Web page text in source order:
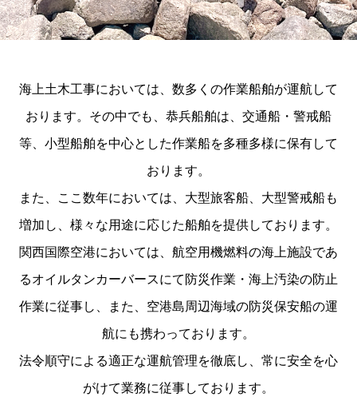
海上土木工事においては、数多くの作業船舶が運航して
おります。 その中でも、恭兵船舶は、交通船・警戒船
等、小型船舶を中心とした作業船を多種多様に保有して
おります。
また、ここ数年においては、大型旅客船、大型警戒船も
増加し、様々な用途に応じた船舶を提供しております。
関西国際空港においては、航空用機燃料の海上施設であ
るオイルタンカーバースにて防災作業・海上汚染の防止
作業に従事し、
また、空港島周辺海域の防災保安船の運
航にも携わっております。
法令順守による適正な運航管理を徹底し、常に安全を心
がけて業務に従事しております。